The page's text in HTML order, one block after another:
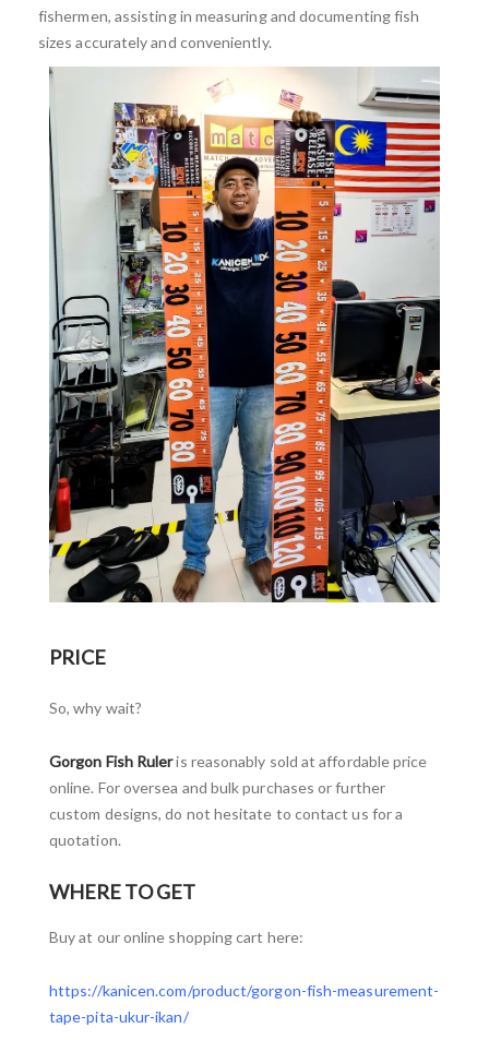
fishermen, assisting in measuring and documenting fish
sizes accurately and conveniently.
PRICE
So, why wait?
Gorgon Fish Ruleris reasonably sold at affordable price
online. For oversea and bulk purchases or further
custom designs, do not hesitate to contact us for a
quotation.
WHERE TO GET
Buy at our online shopping cart here:
https://kanicen.com/product/gorgon-fish-measurement-
tape-pita-ukur-ikan/